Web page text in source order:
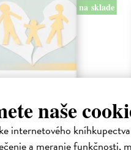
naše
internetového
a meranie funkčnosti,
na sklade
rodičovství